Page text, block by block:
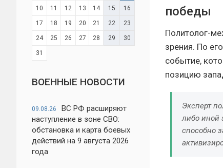
10 11 12 13 14 15 16
17 18 19 20 21 22 23
24 25 26 27 28 29 30
31
ВОЕННЫЕ НОВОСТИ
09.08.26
ВС РФ расширяют
наступление в зоне СВО:
обстановка и карта боевых
действий на 9 августа 2026
года
победы
Политолог-
зрения. По
событие,
позицию
Эксперт
либо иной
способно